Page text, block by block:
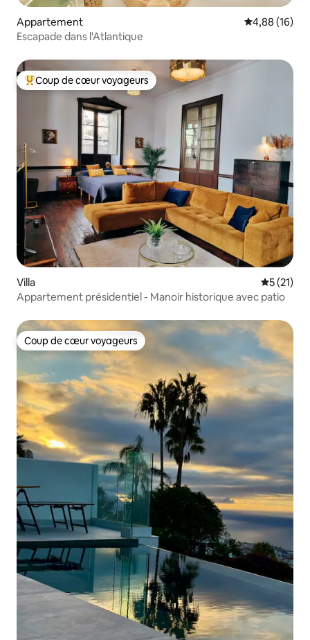
Appartement Évaluation
4,88 (16)
Escapade dans l'Atlantique
Coups de cœur voyageurs les plus appréciés
Coup de cœur voyageurs
Villa
5 (21)
Appartement présidentiel - Manoir historique avec patio
Coup de cœur voyageurs
Coup de cœur voyageurs